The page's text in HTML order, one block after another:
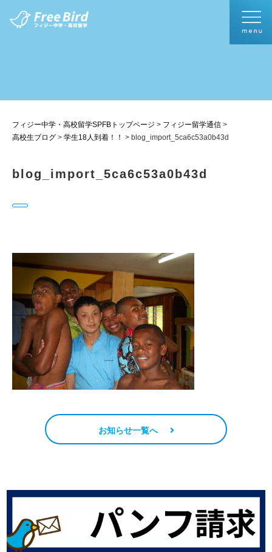
フィジー中学・高校留学SPFBトップページ > フィジー留学通信 >
高校生ブログ > 学生18人到着！！ > blog_import_5ca6c53a0b43d
blog_import_5ca6c53a0b43d
お知らせ一覧へ